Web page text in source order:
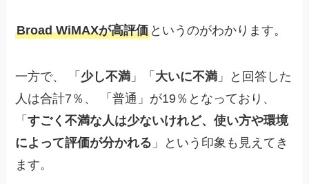
Broad WiMAXが高評価 というのがわかります。
一方で、 「 少し不満 」「 大いに不満 」と回答した
人は合計7％、 「普通」が19％となっており、
「すごく不満な人は少ないけれど、使い方や環境
によって評価が分かれる 」という印象も見えてき
ます。